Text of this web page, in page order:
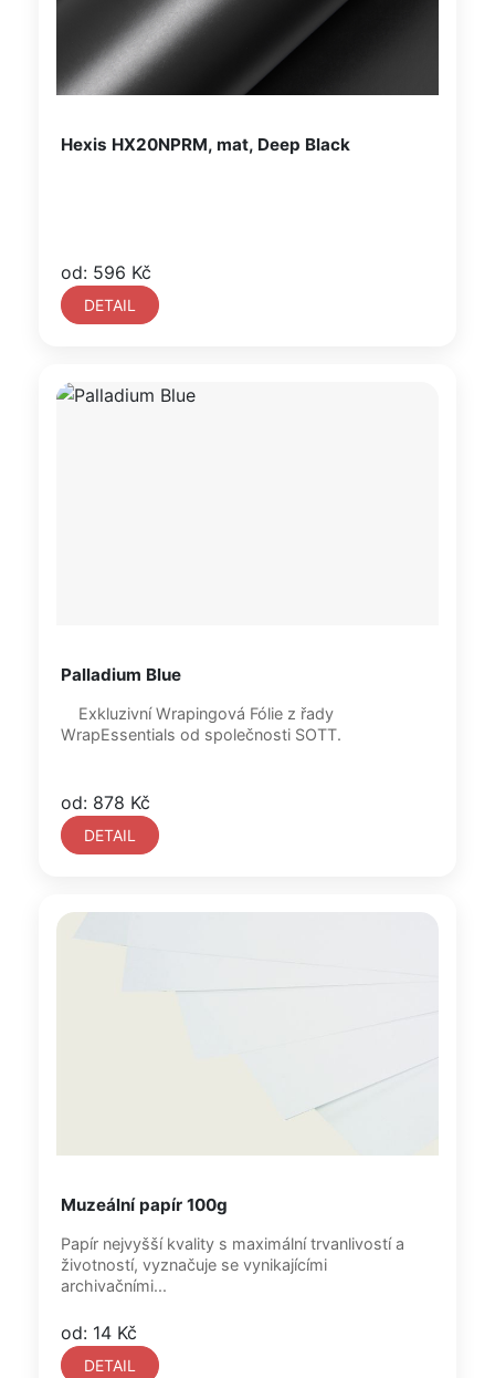
Hexis HX20NPRM, mat, Deep Black
od: 596 Kč
DETAIL
Palladium Blue
WrapEssentials od společnosti SOTT.
od: 878 Kč
DETAIL
Muzeální papír 100g
Papír nejvyšší kvality s maximální trvanlivostí a
životností, vyznačuje se vynikajícími
archivačními...
od: 14 Kč
DETAIL